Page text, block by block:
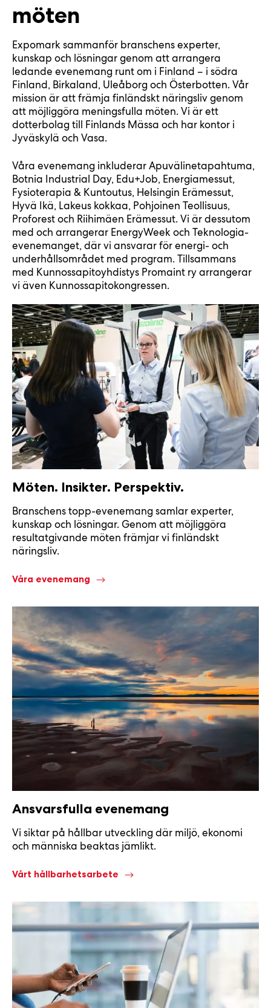
möten
Expomark sammanför branschens experter,
kunskap och lösningar genom att arrangera
ledande evenemang runt om i Finland – i södra
Finland, Birkaland, Uleåborg och Österbotten. Vår
mission är att främja finländskt näringsliv genom
att möjliggöra meningsfulla möten. Vi är ett
dotterbolag till Finlands Mässa och har kontor i
Jyväskylä och Vasa.
Våra evenemang inkluderar Apuvälinetapahtuma,
Botnia Industrial Day, Edu+Job, Energiamessut,
Fysioterapia & Kuntoutus, Helsingin Erämessut,
Hyvä Ikä, Lakeus kokkaa, Pohjoinen Teollisuus,
Proforest och Riihimäen Erämessut. Vi är dessutom
med och arrangerar EnergyWeek och Teknologia-
evenemanget, där vi ansvarar för energi- och
underhållsområdet med program. Tillsammans
med Kunnossapitoyhdistys Promaint ry arrangerar
vi även Kunnossapitokongressen.
Möten. Insikter. Perspektiv.
Branschens topp-evenemang samlar experter,
kunskap och lösningar. Genom att möjliggöra
resultatgivande möten främjar vi finländskt
näringsliv.
Våra evenemang
Ansvarsfulla evenemang
Vi siktar på hållbar utveckling där miljö, ekonomi
och människa beaktas jämlikt.
Vårt hållbarhetsarbete